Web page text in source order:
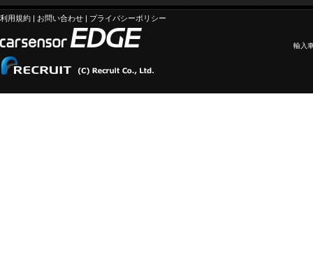
利用規約 | お問い合わせ | プライバシーポリシー
輸入